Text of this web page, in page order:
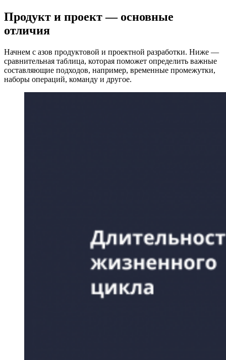
Продукт и проект — основные
отличия
Начнем с азов продуктовой и проектной разработки. Ниже —
сравнительная таблица, которая поможет определить важные
составляющие подходов, например, временные промежутки,
наборы операций, команду и другое.